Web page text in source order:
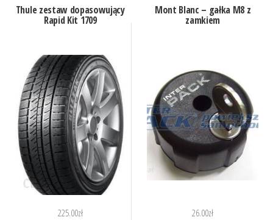
Thule zestaw dopasowujący
Rapid Kit 1709
225.00zł
Mont Blanc – gałka M8 z
zamkiem
26.00zł